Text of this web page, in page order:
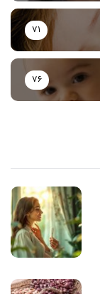
71
76